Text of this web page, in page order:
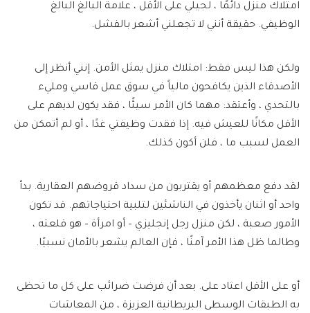
امتلاك منزل دائمًا ، لجيلي على الأقل ، علامة البالغ البالغ
الوظيفي. حقيقة أنني لا تجعلني أشعر بالفشل.
ولكن هذا ليس فقط: امتلاك منزل يمثل الأمن. إنني أنظر إلى
الأصدقاء الذين يكافحون مالياً في سوق عمل قاسي ومليء
بالتحدي ، وأعتقد: مهما كان الأمر سيئًا ، فقد يكون لديهم على
الأقل مكانًا للعيش فيه. إذا فقدت وظيفتي غدًا ، أو لم أتمكن من
العمل لسبب ما ، فلن أكون كذلك.
لقد دفع معظمهم أو يقتربون من سداد قروضهم العقارية. بدأ
واحد أو اثنان يأخذون في الناشئين لتلبية احتياجاتهم. قد تكون
الأمور صعبة ، لكن منزل رجل إنجليزي – أو امرأة – هو قلعته ،
وطالما ظل هذا الأمر آمنًا ، فإن العالم يشعر بالأمان نسبيًا.
أو على الأقل اعتاد على. بعد أن فرضت ضرائب على كل ما تحظى
به الطبقات الوسطى البريطانية العزيزة ، من المعاشات